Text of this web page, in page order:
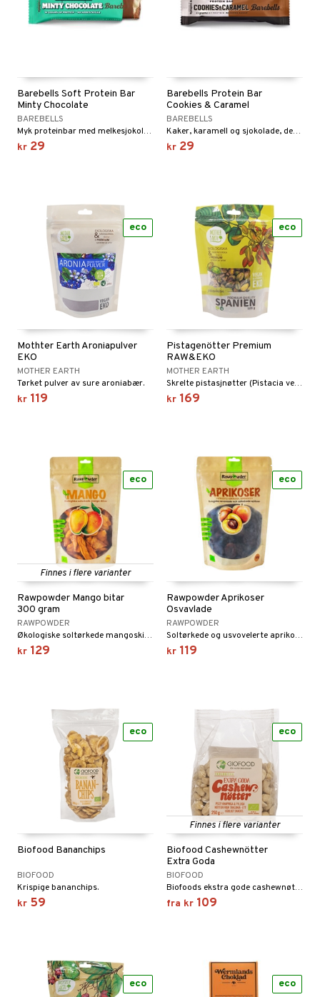
Barebells Soft Protein Bar
Minty Chocolate
BAREBELLS
Myk proteinbar med melkesjokoladetrekk (30%) og smak av mint.
kr 29
Barebells Protein Bar
Cookies & Caramel
BAREBELLS
Kaker, karamell og sjokolade, dekket med et lag av luksuriøs melkesjokolade og sprø soyapuffer.
kr 29
Mothter Earth Aroniapulver
EKO
MOTHER EARTH
Tørket pulver av sure aroniabær.
kr 119
eco
Pistagenötter Premium
RAW&EKO
MOTHER EARTH
Skrelte pistasjnøtter (Pistacia vera).
kr 169
eco
Finnes i flere varianter
Rawpowder Mango bitar
300 gram
RAWPOWDER
Økologiske soltørkede mangoskiver fra Burkina Faso av sortene Amelie/Brooks med herlig tropisk søt-syrlig smak.
kr 129
eco
Rawpowder Aprikoser
Osvavlade
RAWPOWDER
Soltørkede og usvovelerte aprikoser som kun har blitt tørket i solen uten tilsetning av kjemikalier.
kr 119
eco
Biofood Bananchips
BIOFOOD
Krispige bananchips.
kr 59
eco
Finnes i flere varianter
Biofood Cashewnötter
Extra Goda
BIOFOOD
Biofoods ekstra gode cashewnøtter fra Tanzania
fra kr 109
eco
eco eco